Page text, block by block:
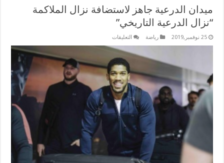
ميدان الدرعية جاهز لاستضافة نزال الملاكمة
“نزال الدرعية التاريخي”
25 نوفمبر,2019 رياضة التعليقاتعلى
الدرعية
لاستضافة
نزال
الملاكمة
“نزال
الدرعية
التاريخي”
مغلقة